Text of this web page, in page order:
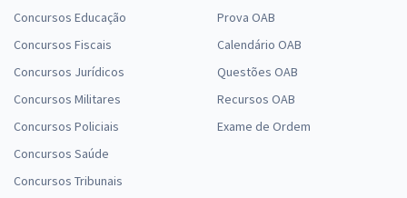
Concursos Educação
Concursos Fiscais
Concursos Jurídicos
Concursos Militares
Concursos Policiais
Concursos Saúde
Concursos Tribunais
Prova OAB
Calendário OAB
Questões OAB
Recursos OAB
Exame de Ordem